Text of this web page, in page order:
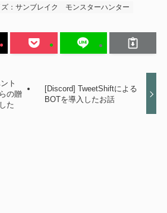
：サンブレイク
モンスターハンター
ト
の贈
た
[Discord] TweetShiftによる
BOTを導入したお話